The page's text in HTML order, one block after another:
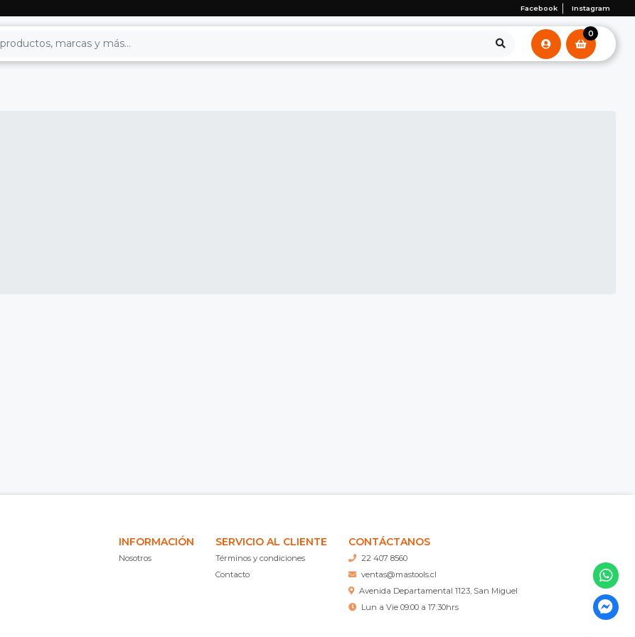
Facebook Instagram
0
INFORMACIÓN
Nosotros
SERVICIO AL CLIENTE
Términos y condiciones
Contacto
CONTÁCTANOS
22 407 8560
ventas@mastools.cl
Avenida Departamental 1123, San Miguel
Lun a Vie 09:00 a 17:30hrs